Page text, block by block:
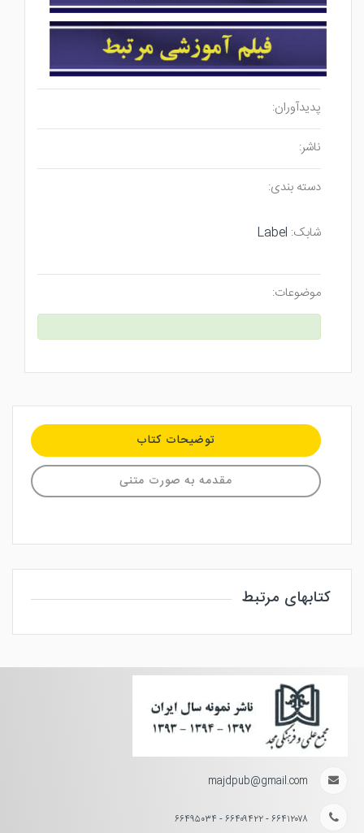
پدیدآوران:
ناشر:
دسته بندی:
شابک: Label
موضوعات:
توضیحات کتاب
مقدمه به صورت متنی
کتابهای مرتبط
majdpub@gmail.com
۶۶۴۱۲۰۷۸ - ۶۶۴۰۹۴۲۲ - ۶۶۴۹۵۰۳۴